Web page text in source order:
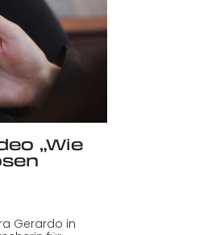
„Wie
Gerardo in